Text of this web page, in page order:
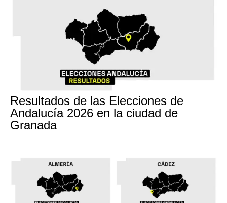
Resultados de las Elecciones de
Andalucía 2026 en la ciudad de
Granada